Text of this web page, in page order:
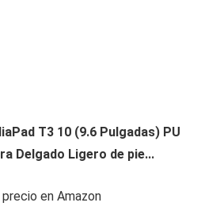
T3 10 (9.6 Pulgadas) PU
Delgado Ligero de pie...
en Amazon